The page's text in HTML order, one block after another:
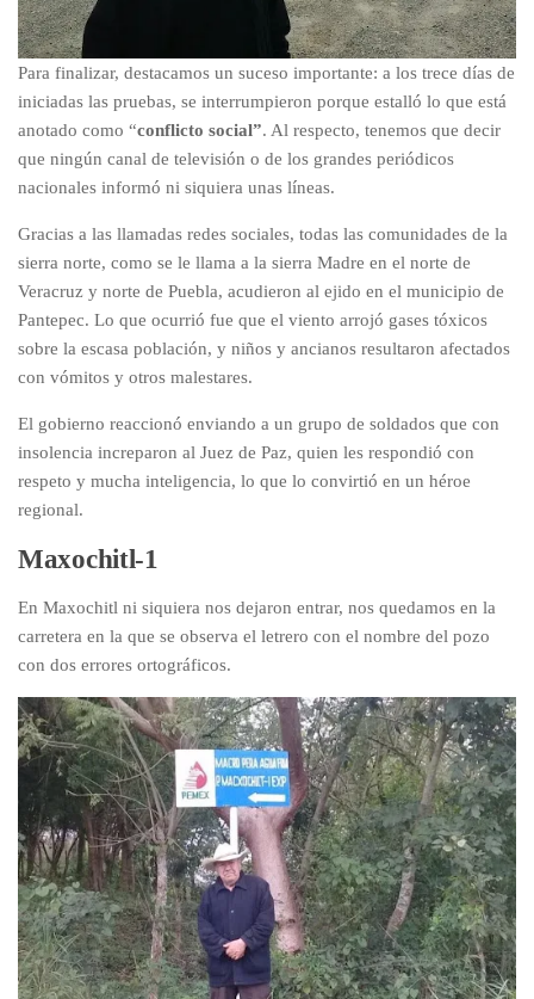
Para finalizar, destacamos un suceso importante: a los trece días de
iniciadas las pruebas, se interrumpieron porque estalló lo que está
anotado como “conflicto social”. Al respecto, tenemos que decir
que ningún canal de televisión o de los grandes periódicos
nacionales informó ni siquiera unas líneas.
Gracias a las llamadas redes sociales, todas las comunidades de la
sierra norte, como se le llama a la sierra Madre en el norte de
Veracruz y norte de Puebla, acudieron al ejido en el municipio de
Pantepec. Lo que ocurrió fue que el viento arrojó gases tóxicos
sobre la escasa población, y niños y ancianos resultaron afectados
con vómitos y otros malestares.
El gobierno reaccionó enviando a un grupo de soldados que con
insolencia increparon al Juez de Paz, quien les respondió con
respeto y mucha inteligencia, lo que lo convirtió en un héroe
regional.
Maxochitl-1
En Maxochitl ni siquiera nos dejaron entrar, nos quedamos en la
carretera en la que se observa el letrero con el nombre del pozo
con dos errores ortográficos.